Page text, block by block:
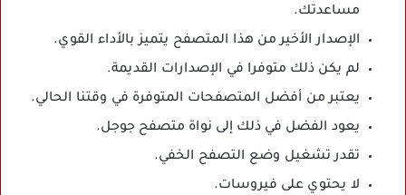
مساعدتك.
الإصدار الأخير من هذا المتصفح يتميز بالأداء القوي.
لم يكن ذلك متوفرا في الإصدارات القديمة.
يعتبر من أفضل المتصفحات المتوفرة في وقتنا الحالي.
يعود الفضل في ذلك إلى نواة متصفح جوجل.
تقدر تشغيل وضع التصفح الخفي.
لا يحتوي على فيروسات.